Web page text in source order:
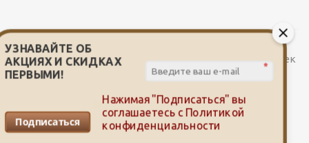
2026 © Служба заказа и доставки лекарств от сети аптек
"Мой доктор"
УЗНАВАЙТЕ ОБ
АКЦИЯХ И СКИДКАХ
ПЕРВЫМИ!
Подписаться
Нажимая "Подписаться" вы
соглашаетесь с Политикой
конфиденциальности